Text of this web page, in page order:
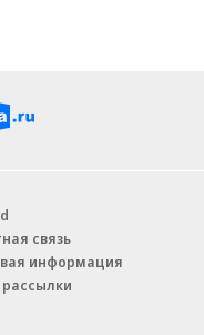
связь
информация